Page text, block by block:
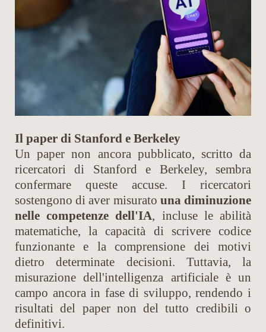
Il paper di Stanford e Berkeley
Un paper non ancora pubblicato, scritto da
ricercatori di Stanford e Berkeley, sembra
confermare queste accuse. I ricercatori
sostengono di aver misurato una diminuzione
nelle competenze dell'IA, incluse le abilità
matematiche, la capacità di scrivere codice
funzionante e la comprensione dei motivi
dietro determinate decisioni. Tuttavia, la
misurazione dell'intelligenza artificiale è un
campo ancora in fase di sviluppo, rendendo i
risultati del paper non del tutto credibili o
definitivi.